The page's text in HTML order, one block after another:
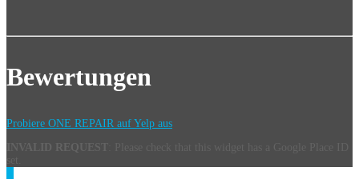
Bewertungen
Probiere ONE REPAIR auf Yelp aus
INVALID REQUEST